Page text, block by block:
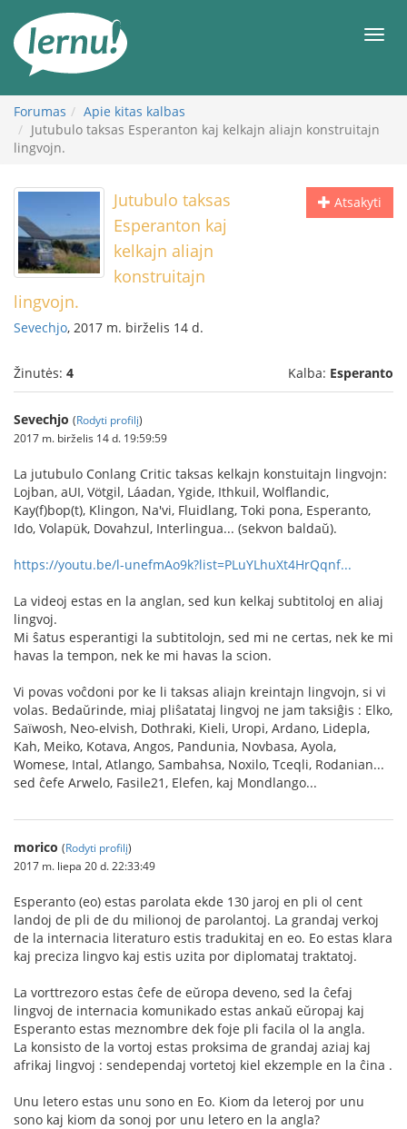
turinį
Forumas
Apie kitas kalbas
Jutubulo taksas Esperanton kaj kelkajn aliajn konstruitajn
lingvojn.
Atsakyti
Jutubulo taksas
Esperanton kaj
kelkajn aliajn
konstruitajn
lingvojn.
Sevechjo, 2017 m. birželis 14 d.
Žinutės: 4 Kalba: Esperanto
Sevechjo (Rodyti profilį)
2017 m. birželis 14 d. 19:59:59
La jutubulo Conlang Critic taksas kelkajn konstuitajn lingvojn:
Lojban, aUI, Vötgil, Láadan, Ygide, Ithkuil, Wolflandic,
Kay(f)bop(t), Klingon, Na'vi, Fluidlang, Toki pona, Esperanto,
Ido, Volapük, Dovahzul, Interlingua... (sekvon baldaŭ).
https://youtu.be/l-unefmAo9k?list=PLuYLhuXt4HrQqnf...
La videoj estas en la anglan, sed kun kelkaj subtitoloj en aliaj
lingvoj.
Mi ŝatus esperantigi la subtitolojn, sed mi ne certas, nek ke mi
havas la tempon, nek ke mi havas la scion.
Vi povas voĉdoni por ke li taksas aliajn kreintajn lingvojn, si vi
volas. Bedaŭrinde, miaj pliŝatataj lingvoj ne jam taksiĝis : Elko,
Saïwosh, Neo-elvish, Dothraki, Kieli, Uropi, Ardano, Lidepla,
Kah, Meiko, Kotava, Angos, Pandunia, Novbasa, Ayola,
Womese, Intal, Atlango, Sambahsa, Noxilo, Tceqli, Rodanian...
sed ĉefe Arwelo, Fasile21, Elefen, kaj Mondlango...
morico (Rodyti profilį)
2017 m. liepa 20 d. 22:33:49
Esperanto (eo) estas parolata ekde 130 jaroj en pli ol cent
landoj de pli de du milionoj de parolantoj. La grandaj verkoj
de la internacia literaturo estis tradukitaj en eo. Eo estas klara
kaj preciza lingvo kaj estis uzita por diplomataj traktatoj.
La vorttrezoro estas ĉefe de eŭropa deveno, sed la ĉefaj
lingvoj de internacia komunikado estas ankaŭ eŭropaj kaj
Esperanto estas meznombre dek foje pli facila ol la angla.
La konsisto de la vortoj estas proksima de grandaj aziaj kaj
afrikaj lingvoj : sendependaj vortetoj kiel ekzemple en la ĉina .
Unu letero estas unu sono en Eo. Kiom da leteroj por unu
sono kaj kiom da sonoj por unu letero en la angla?